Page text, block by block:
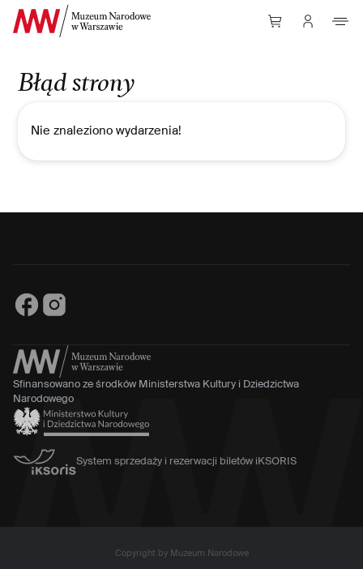
Przejdź do Treści
Błąd strony
Nie znaleziono wydarzenia!
Sfinansowano ze środków Ministerstwa Kultury i Dziedzictwa
Narodowego
System sprzedaży i rezerwacji biletów iKSORIS
Copyright by Muzeum Narodowe